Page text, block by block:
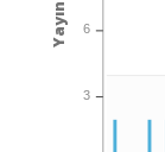
6
3
Yayın